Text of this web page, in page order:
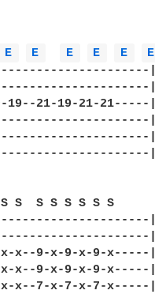
E E E E E E
19--21-19-21-
S  S S S S S S
x-x--9-x-9-x-9-
x--9-x-9-x-9-x-----
x--7-x-7-x-7-x-----